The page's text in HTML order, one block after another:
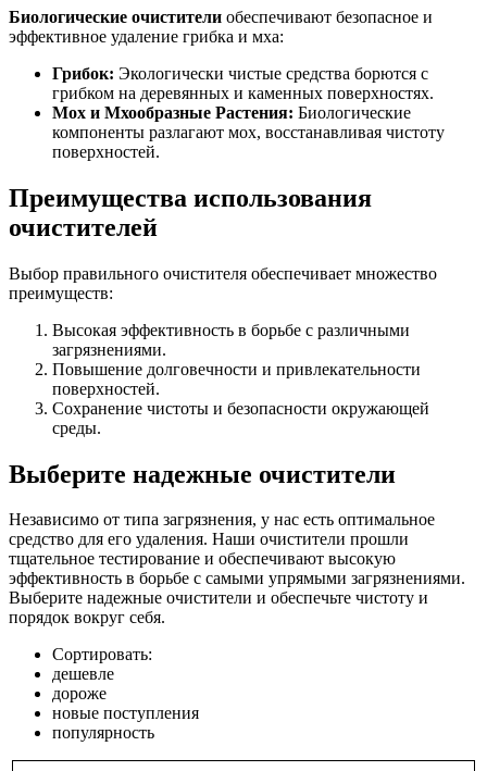
Биологические очистители обеспечивают безопасное и
эффективное удаление грибка и мха:
Грибок: Экологически чистые средства борются с
грибком на деревянных и каменных поверхностях.
Мох и Мхообразные Растения: Биологические
компоненты разлагают мох, восстанавливая чистоту
поверхностей.
Преимущества использования
очистителей
Выбор правильного очистителя обеспечивает множество
преимуществ:
Высокая эффективность в борьбе с различными
загрязнениями.
Повышение долговечности и привлекательности
поверхностей.
Сохранение чистоты и безопасности окружающей
среды.
Выберите надежные очистители
Независимо от типа загрязнения, у нас есть оптимальное
средство для его удаления. Наши очистители прошли
тщательное тестирование и обеспечивают высокую
эффективность в борьбе с самыми упрямыми загрязнениями.
Выберите надежные очистители и обеспечьте чистоту и
порядок вокруг себя.
Сортировать:
дешевле
дороже
новые поступления
популярность